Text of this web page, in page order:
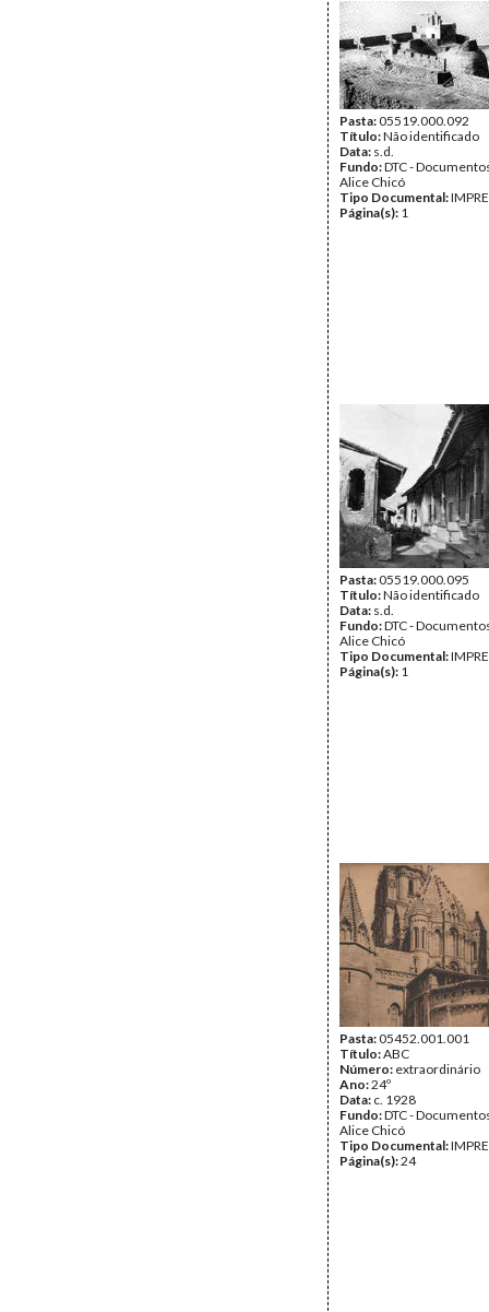
Pasta:05519.000.092
Título:Não identificado
Data: s.d.
Fundo:DTC -
Alice Chicó
Tipo Documental:
Página(s): 1
Pasta:05519.000.095
Título:Não identificado
Data: s.d.
Fundo:DTC -
Alice Chicó
Tipo Documental:
Página(s): 1
Pasta:05452.001.001
Título:ABC
Número: extraordinário
Ano:24º
Data: c. 1928
Fundo:DTC -
Alice Chicó
Tipo Documental:
Página(s):24